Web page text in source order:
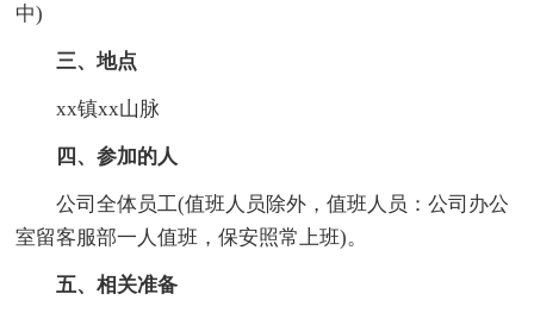
中)
三、地点
xx镇xx山脉
四、参加的人
公司全体员工(值班人员除外，值班人员：公司办公
室留客服部一人值班，保安照常上班)。
五、相关准备